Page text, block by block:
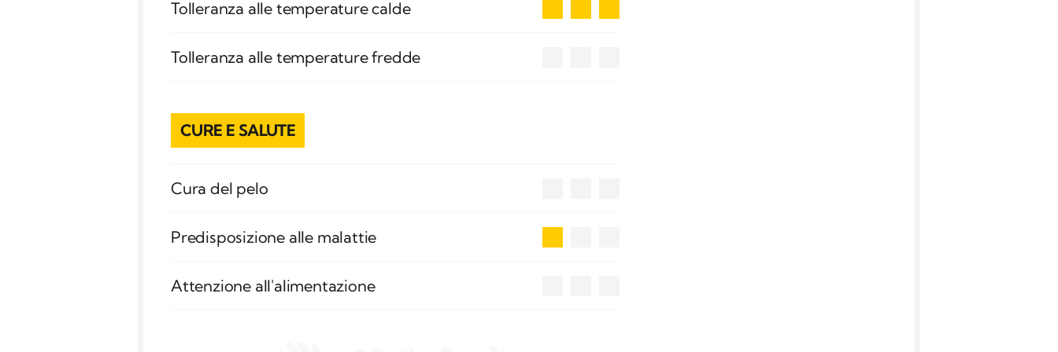
Tolleranza alle temperature calde
Tolleranza alle temperature fredde
CURE E SALUTE
Cura del pelo
Predisposizione alle malattie
Attenzione all'alimentazione